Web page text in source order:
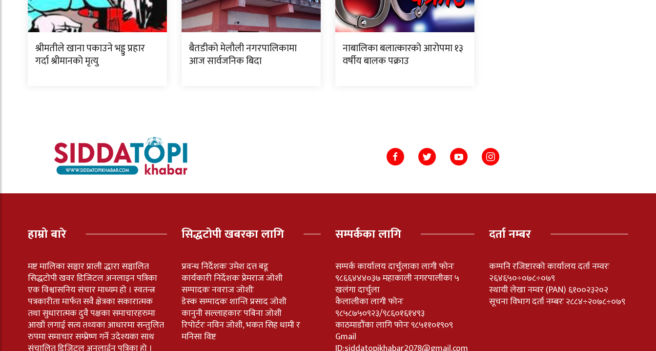
श्रीमतीले खाना पकाउने भड्डु प्रहार
गर्दा श्रीमानको मृत्यु
बैतडीको मेलौली नगरपालिकामा
आज सार्वजनिक बिदा
नाबालिका बलात्कारको आरोपमा १३
वर्षीय बालक पक्राउ
हाम्रो बारे
मष्ट मालिका सञ्चार प्राली द्धारा सञ्चालित
सिद्धटोपी खवर डिजिटल अनलाइन पत्रिका
एक विश्वासनिय संचार माध्यम हो । स्वतन्त्र
पत्रकारीता मार्फत सवै क्षेत्रका सकारात्मक
तथा सुधारात्मक दुवै पक्षका समाचारहरुमा
आखाँ लगाई सत्य तथ्यका आधारमा सन्तुलित
रुपमा समाचार सम्प्रेष्ण गर्ने उदेश्यका साथ
सिद्धटोपी खबरका लागि
प्रवन्ध निर्देशकः उमेश दत्त बडू
कार्यकारी निर्देशकः प्रेमराज जोशी
सम्पादकः नवराज जोशीः
डेस्क सम्पादकः शान्ति प्रसाद जोशी
कानुनी सल्लाहकारः पबिना जोशी
रिपोर्टरः नविन जोशी, भकत सिह धामी र
मनिसा विष्ट
सम्पर्कका लागि
सम्पर्क कार्यालय दार्चुलाका लागी फोनः
९८६६४४४०३७ महाकाली नगरपालीका ५
खलंगा दार्चुला
कैलालीका लागी फोनः
९८५८७५०९२३/९८६०१६१४९३
काठमाडौंका लागि फोनः ९८५११०१९०९
Gmail
दर्ता नम्बर
कम्पनि रजिष्टारको कार्यालय दर्ता नम्वरः
२६४६५०÷०७८÷०७९
स्थायी लेखा नम्वर (PAN) ६१००२३२०२
सूचना विभाग दर्ता नम्बरः २८८४÷२०७८÷०७९